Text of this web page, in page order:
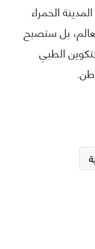
الحمراء
بل ستصبح
الطبي